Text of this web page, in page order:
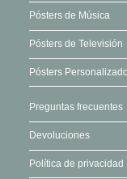
Pósters de Música
Pósters de Televisión
Pósters
Preguntas frecuentes
Devoluciones
Política de privacidad